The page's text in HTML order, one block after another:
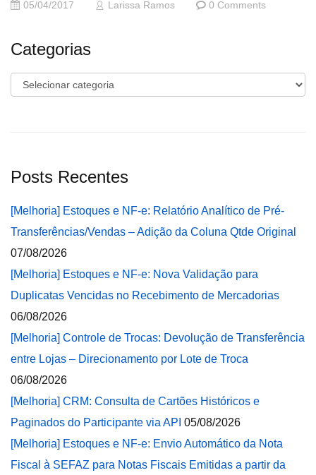
05/04/2017 Larissa Ramos 0 Comments
Categorias
Categorias
Posts Recentes
[Melhoria] Estoques e NF-e: Relatório Analítico de Pré-
Transferências/Vendas – Adição da Coluna Qtde Original
07/08/2026
[Melhoria] Estoques e NF-e: Nova Validação para
Duplicatas Vencidas no Recebimento de Mercadorias
06/08/2026
[Melhoria] Controle de Trocas: Devolução de Transferência
entre Lojas – Direcionamento por Lote de Troca
06/08/2026
[Melhoria] CRM: Consulta de Cartões Históricos e
Paginados do Participante via API 05/08/2026
[Melhoria] Estoques e NF-e: Envio Automático da Nota
Fiscal à SEFAZ para Notas Fiscais Emitidas a partir da